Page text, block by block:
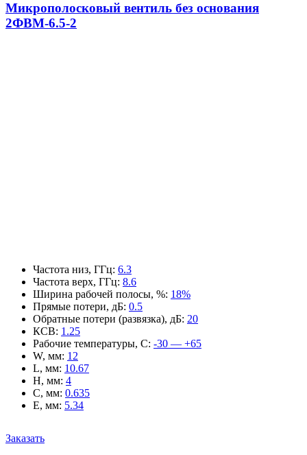
Микрополосковый вентиль без основания
2ФВМ-6.5-2
Частота низ, ГГц: 6.3
Частота верх, ГГц: 8.6
Ширина рабочей полосы, %: 18%
Прямые потери, дБ: 0.5
Обратные потери (развязка), дБ: 20
КСВ: 1.25
Рабочие температуры, С: -30 — +65
W, мм: 12
L, мм: 10.67
H, мм: 4
C, мм: 0.635
E, мм: 5.34
Заказать